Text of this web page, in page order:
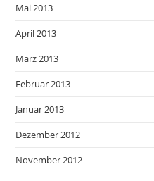
Mai 2013
April 2013
März 2013
Februar 2013
Januar 2013
Dezember 2012
November 2012